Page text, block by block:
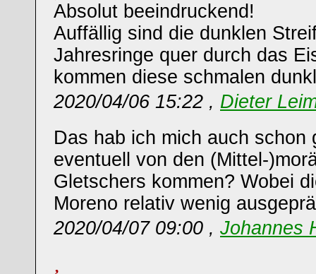
Absolut beeindruckend!
Auffällig sind die dunklen
Jahresringe quer durch das
kommen diese schmalen
2020/04/06 15:22 , Dieter
Das hab ich mich auch schon
eventuell von den (Mittel-
Gletschers kommen? Wobei
Moreno relativ wenig
2020/04/07 09:00 , Johannes